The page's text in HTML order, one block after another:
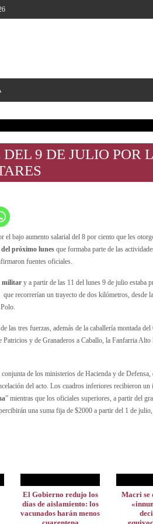
9 DE JULIO POR
el bajo aumento salarial del 8 por ciento que les
próximo lunes que formaba parte de las
fuentes oficiales.
militar y a partir de las 11 del lunes 9 de julio estaba
recorrerían un trayecto de dos kilómetros, desde
las tres fuerzas, además de la caballería montada
y de Granaderos a Caballo, la Fanfarria Alto
de los ministerios de Hacienda y de Defensa,
del acto. Los cuadros inferiores recibieron un
” mientras que los oficiales superiores, a partir del
una suma fija de $2000 a partir del 1 de
El Gobierno redujo los
días de aislamiento: los
vacunados harán menos
Macri se